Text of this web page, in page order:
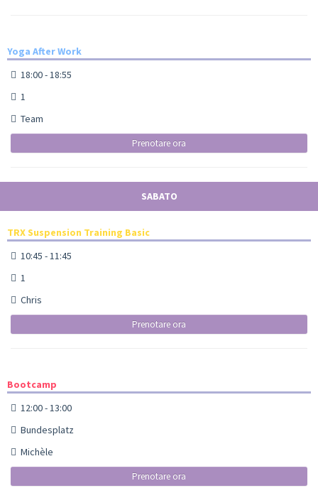
Yoga After Work
18:00 - 18:55
1
Team
Prenotare ora
SABATO
TRX Suspension Training Basic
10:45 - 11:45
1
Chris
Prenotare ora
Bootcamp
12:00 - 13:00
Bundesplatz
Michèle
Prenotare ora